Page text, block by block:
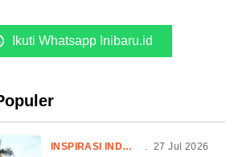
Ikuti Whatsapp Inibaru.id
INSPIRASI INDONESIA . 27 Jul 2026